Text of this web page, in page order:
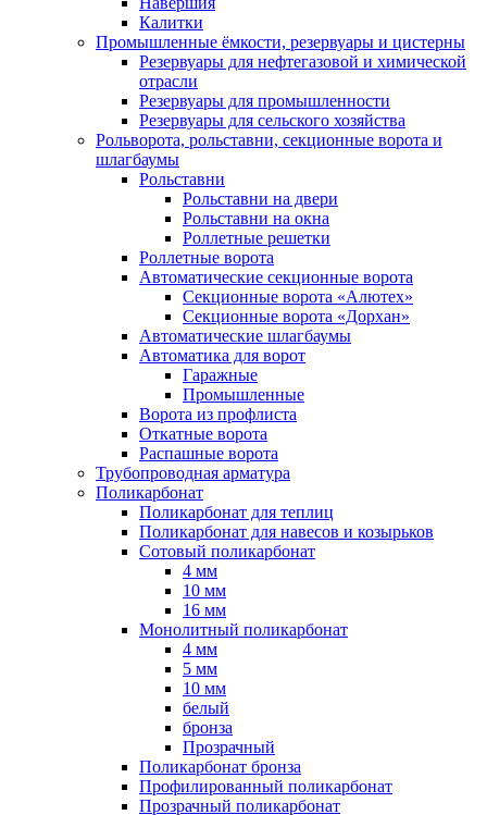
Калитки
Промышленные ёмкости, резервуары и цистерны
Резервуары для нефтегазовой и химической
отрасли
Резервуары для промышленности
Резервуары для сельского хозяйства
Рольворота, рольставни, секционные ворота и
шлагбаумы
Рольставни
Рольставни на двери
Рольставни на окна
Роллетные решетки
Роллетные ворота
Автоматические секционные ворота
Секционные ворота «Алютех»
Секционные ворота «Дорхан»
Автоматические шлагбаумы
Автоматика для ворот
Гаражные
Промышленные
Ворота из профлиста
Откатные ворота
Распашные ворота
Трубопроводная арматура
Поликарбонат
Поликарбонат для теплиц
Поликарбонат для навесов и козырьков
Сотовый поликарбонат
4 мм
10 мм
16 мм
Монолитный поликарбонат
4 мм
5 мм
10 мм
белый
бронза
Прозрачный
Поликарбонат бронза
Профилированный поликарбонат
Прозрачный поликарбонат